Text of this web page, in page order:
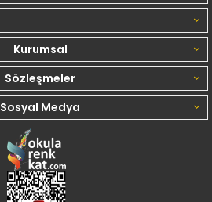
Kurumsal
Sözleşmeler
Sosyal Medya